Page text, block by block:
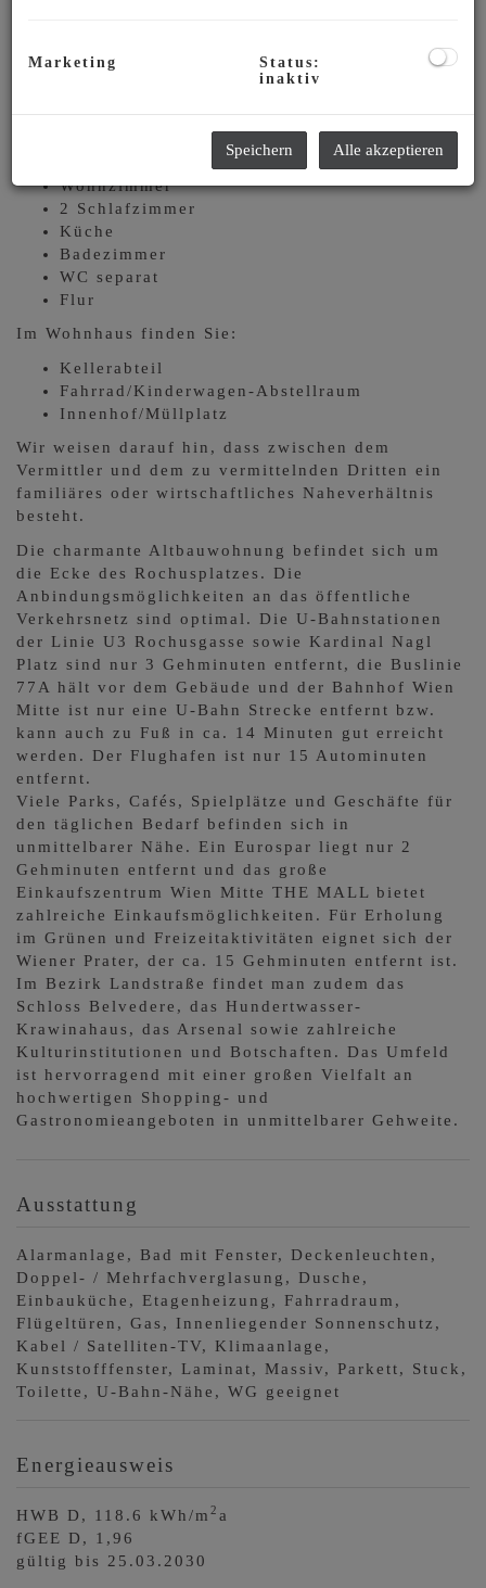
Es gibt sie noch ... Wiener Schmuckstücke mit
der perfekten Kombination aus klassischem Flair
Auf ca. 90 m² Wohnfläche finden Sie:
Eingangsbereich/Garderobe
Wohnzimmer
2 Schlafzimmer
Küche
Badezimmer
WC separat
Flur
Im Wohnhaus finden Sie:
Kellerabteil
Fahrrad/Kinderwagen-Abstellraum
Innenhof/Müllplatz
Wir weisen darauf hin, dass zwischen dem
Vermittler und dem zu vermittelnden Dritten ein
familiäres oder wirtschaftliches Naheverhältnis
besteht.
Die charmante Altbauwohnung befindet sich um
die Ecke des Rochusplatzes. Die
Anbindungsmöglichkeiten an das öffentliche
Verkehrsnetz sind optimal. Die U-Bahnstationen
der Linie U3 Rochusgasse sowie Kardinal Nagl
Platz sind nur 3 Gehminuten entfernt, die Buslinie
77A hält vor dem Gebäude und der Bahnhof Wien
Mitte ist nur eine U-Bahn Strecke entfernt bzw.
kann auch zu Fuß in ca. 14 Minuten gut erreicht
werden. Der Flughafen ist nur 15 Autominuten
entfernt.
Viele Parks, Cafés, Spielplätze und Geschäfte für
den täglichen Bedarf befinden sich in
unmittelbarer Nähe. Ein Eurospar liegt nur 2
Gehminuten entfernt und das große
Einkaufszentrum Wien Mitte THE MALL bietet
zahlreiche Einkaufsmöglichkeiten. Für Erholung
im Grünen und Freizeitaktivitäten eignet sich der
Wiener Prater, der ca. 15 Gehminuten entfernt ist.
Im Bezirk Landstraße findet man zudem das
Schloss Belvedere, das Hundertwasser-
Krawinahaus, das Arsenal sowie zahlreiche
Kulturinstitutionen und Botschaften. Das Umfeld
ist hervorragend mit einer großen Vielfalt an
hochwertigen Shopping- und
Gastronomieangeboten in unmittelbarer Gehweite.
Ausstattung
Alarmanlage Bad mit Fenster
Deckenleuchten
Doppel- / Mehrfachverglasung
Dusche
Einbauküche
Etagenheizung
Fahrradraum
Flügeltüren
Gas
Innenliegender Sonnenschutz
Kabel / Satelliten-TV
Klimaanlage
Kunststofffenster
Laminat Massiv Parkett
Stuck
Toilette
U-Bahn-Nähe WG geeignet
Energieausweis
HWB D, 118.6 kWh/m 2 a
fGEE D, 1,96
gültig bis
25.03.2030
Marketing
Status:
inaktiv
Speichern Alle akzeptieren